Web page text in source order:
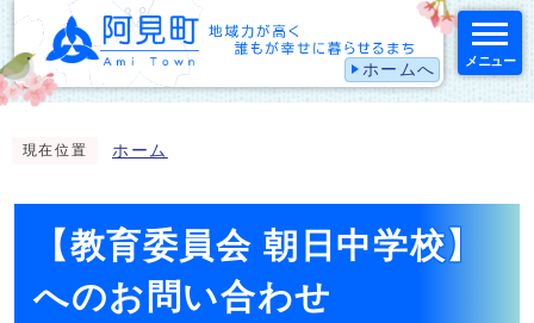
ホームへ メニュー
現在位置 ホーム
【教育委員会 朝日中学校】
へのお問い合わせ